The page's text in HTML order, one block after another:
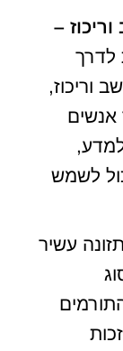
–
לדרך
וריכוז,
אנשים
לשמש
עשיר